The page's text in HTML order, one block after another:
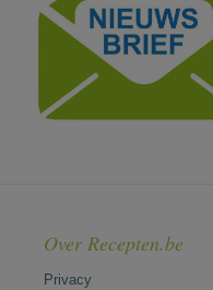
Over Recepten.be
Privacy